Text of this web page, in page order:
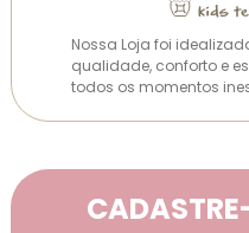
Nossa Loja foi
qualidade, conforto e
todos os momentos